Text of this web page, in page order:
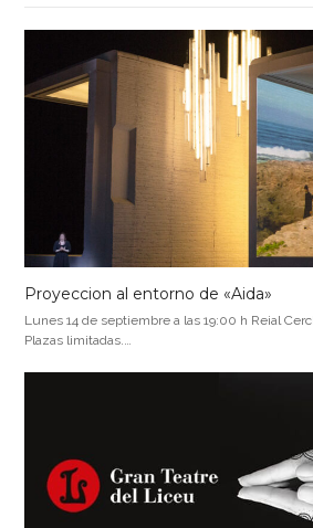
Proyeccion al entorno de «Aida»
Lunes 14 de septiembre a las 19:00 h Reial
Plazas limitadas.…